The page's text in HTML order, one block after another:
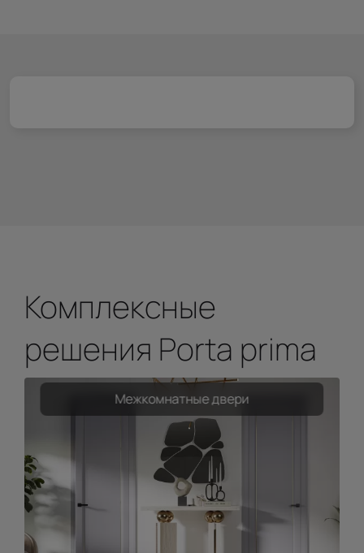
Комплексные
решения Porta prima
Межкомнатные двери